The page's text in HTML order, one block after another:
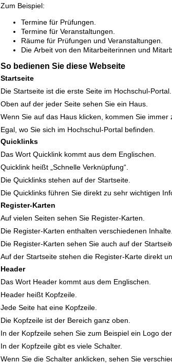
Zum Beispiel:
Termine für Prüfungen.
Termine für Veranstaltungen.
Räume für Prüfungen und Veranstaltungen.
Die Arbeit von den Mitarbeiterinnen und
So bedienen Sie diese Webseite
Startseite
Die Startseite ist die erste Seite im Hochschul-Portal.
Oben auf der jeder Seite sehen Sie ein Haus.
Wenn Sie auf das Haus klicken, kommen Sie immer
Egal, wo Sie sich im Hochschul-Portal befinden.
Quicklinks
Das Wort Quicklink kommt aus dem Englischen.
Quicklink heißt „Schnelle Verknüpfung“.
Die Quicklinks stehen auf der Startseite.
Die Quicklinks führen Sie direkt zu sehr wichtigen
Register-Karten
Auf vielen Seiten sehen Sie Register-Karten.
Die Register-Karten enthalten verschiedenen Inhalte.
Die Register-Karten sehen Sie auch auf der
Auf der Startseite stehen die Register-Karte direkt
Header
Das Wort Header kommt aus dem Englischen.
Header heißt Kopfzeile.
Jede Seite hat eine Kopfzeile.
Die Kopfzeile ist der Bereich ganz oben.
In der Kopfzeile sehen Sie zum Beispiel ein Logo
In der Kopfzeile gibt es viele Schalter.
Wenn Sie die Schalter anklicken, sehen Sie